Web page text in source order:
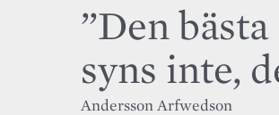
”Den
syns inte,
Andersson Arfwedson